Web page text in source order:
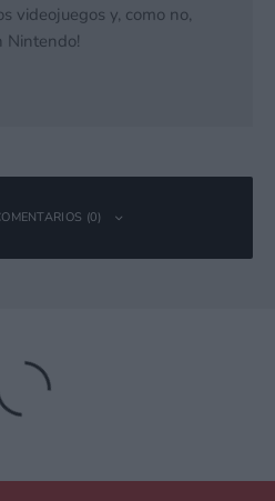
videojuegos y, como no,
Nintendo!
(0)
será publicada.